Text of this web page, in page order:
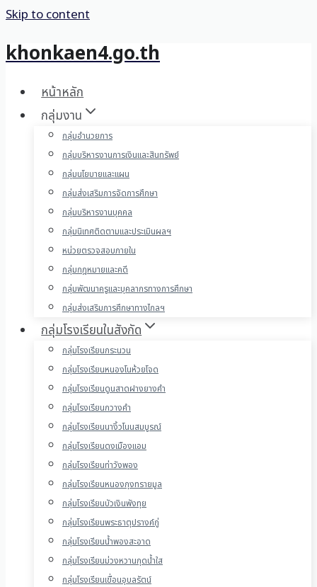
Skip to content
khonkaen4.go.th
หน้าหลัก
กลุ่มงาน
กลุ่มอำนวยการ
กลุ่มบริหารงานการเงินและสินทรัพย์
กลุ่มนโยบายและแผน
กลุ่มส่งเสริมการจัดการศึกษา
กลุ่มบริหารงานบุคคล
กลุ่มนิเทศติดตามและประเมินผลฯ
หน่วยตรวจสอบภายใน
กลุ่มกฎหมายและคดี
กลุ่มพัฒนาครูและบุคลากรทางการศึกษา
กลุ่มส่งเสริมการศึกษาทางไกลฯ
กลุ่มโรงเรียนในสังกัด
กลุ่มโรงเรียนกระนวน
กลุ่มโรงเรียนหนองโนห้วยโจด
กลุ่มโรงเรียนดูนสาดฝางยางคำ
กลุ่มโรงเรียนกวางคำ
กลุ่มโรงเรียนนางิ้วโนนสมบูรณ์
กลุ่มโรงเรียนดงเมืองแอม
กลุ่มโรงเรียนท่าวังพอง
กลุ่มโรงเรียนหนองกุงทรายมูล
กลุ่มโรงเรียนบัวเงินพังทุย
กลุ่มโรงเรียนพระธาตุปรางค์กู่
กลุ่มโรงเรียนน้ำพองสะอาด
กลุ่มโรงเรียนม่วงหวานกุดน้ำใส
กลุ่มโรงเรียนเขื่อนอุบลรัตน์